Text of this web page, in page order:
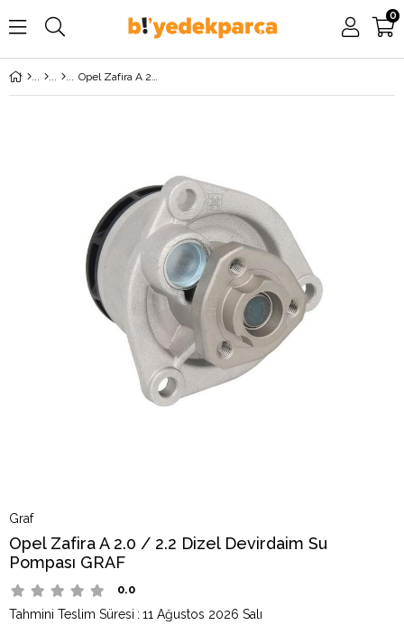
0
Opel Zafira A 2.0 / 2.2 Dizel Devirdaim Su Pompası GRAF
Graf
Opel Zafira A 2.0 / 2.2 Dizel Devirdaim Su
Pompası GRAF
0.0
Tahmini Teslim Süresi : 11 Ağustos 2026 Salı